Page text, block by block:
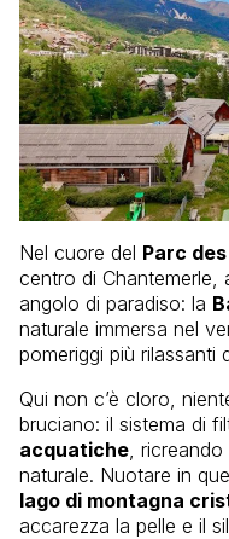
Nel cuore del Parc
centro di
angolo di paradiso: la
naturale immersa nel
pomeriggi più rilassanti
Qui non c’è cloro,
bruciano: il sistema di
acquatiche ,
naturale. Nuotare in
lago di montagna
accarezza la pelle e il